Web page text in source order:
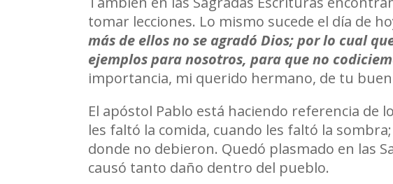
tomar lecciones. Lo mismo sucede el día de
más de ellos no se agradó Dios; por lo cual
ejemplos para nosotros, para que no
importancia, mi querido hermano, de tu
El apóstol Pablo está haciendo referencia de
les faltó la comida, cuando les faltó la
donde no debieron. Quedó plasmado en las
causó tanto daño dentro del pueblo.